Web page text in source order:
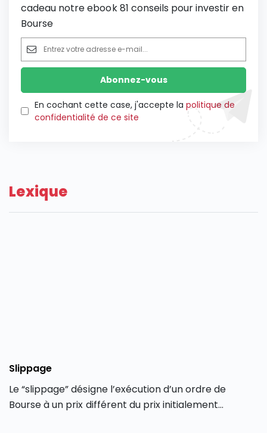
cadeau notre ebook 81 conseils pour investir en
Bourse
En cochant cette case, j'accepte la politique de
confidentialité de ce site
Lexique
Slippage
Le “slippage” désigne l’exécution d’un ordre de
Bourse à un prix différent du prix initialement